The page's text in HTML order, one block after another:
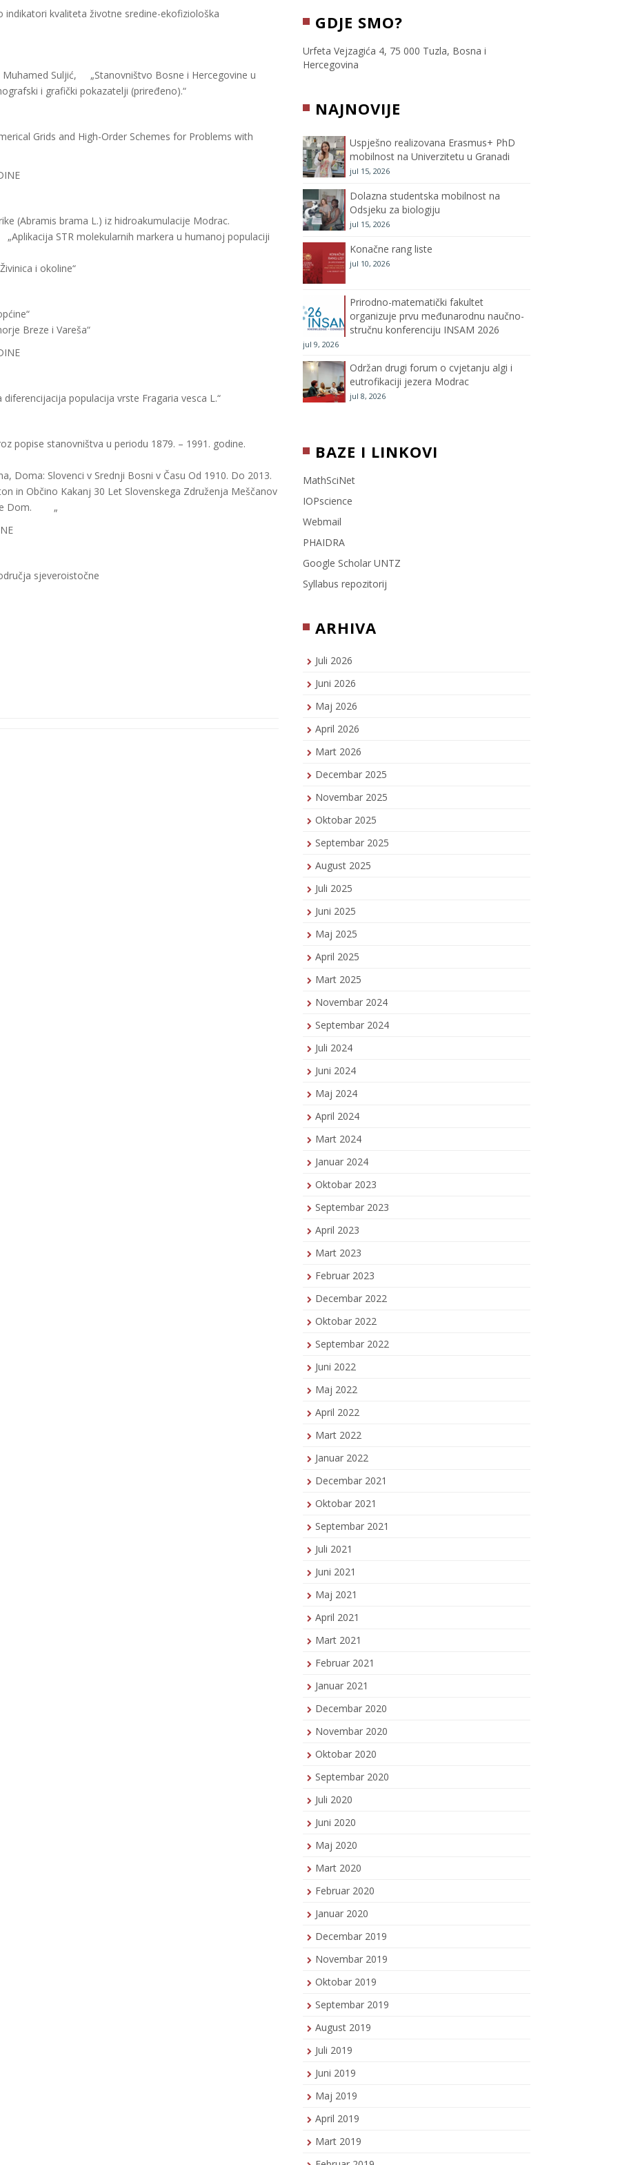
kvaliteta životne sredine-ekofiziološka
Muhamed Suljić, „Stanovništvo Bosne i Hercegovine u
i grafički pokazatelji (priređeno).“
Grids and High-Order Schemes for Problems with
(Abramis brama L.) iz hidroakumulacije Modrac.
STR molekularnih markera u humanoj populaciji
i okoline“
antropogeografija općine“
Breze i Vareša“
populacija vrste Fragaria vesca L.“
popise stanovništva u periodu 1879. – 1991. godine.
Doma: Slovenci v Srednji Bosni v Času Od 1910. Do 2013.
in Občino Kakanj 30 Let Slovenskega Združenja Meščanov
Je Dom. „
sjeveroistočne
c
e
o
o
k
i
t
e
t
a
m
T
C
h
e
l
GDJE SMO?
Urfeta Vejzagića 4, 75 000 Tuzla, Bosna i
Hercegovina
NAJNOVIJE
Uspješno realizovana Erasmus+ PhD
mobilnost na Univerzitetu u Granadi
jul 15, 2026
Dolazna studentska mobilnost na
Odsjeku za biologiju
jul 15, 2026
Konačne rang liste
jul 10, 2026
Prirodno-matematički fakultet
organizuje prvu međunarodnu naučno-
stručnu konferenciju INSAM 2026
jul 9, 2026
Održan drugi forum o cvjetanju algi i
eutrofikaciji jezera Modrac
jul 8, 2026
BAZE I LINKOVI
MathSciNet
IOPscience
Webmail
PHAIDRA
Google Scholar UNTZ
Syllabus repozitorij
ARHIVA
Juli 2026
Juni 2026
Maj 2026
April 2026
Mart 2026
Decembar 2025
Novembar 2025
Oktobar 2025
Septembar 2025
August 2025
Juli 2025
Juni 2025
Maj 2025
April 2025
Mart 2025
Novembar 2024
Septembar 2024
Juli 2024
Juni 2024
Maj 2024
April 2024
Mart 2024
Januar 2024
Oktobar 2023
Septembar 2023
April 2023
Mart 2023
Februar 2023
Decembar 2022
Oktobar 2022
Septembar 2022
Juni 2022
Maj 2022
April 2022
Mart 2022
Januar 2022
Decembar 2021
Oktobar 2021
Septembar 2021
Juli 2021
Juni 2021
Maj 2021
April 2021
Mart 2021
Februar 2021
Januar 2021
Decembar 2020
Novembar 2020
Oktobar 2020
Septembar 2020
Juli 2020
Juni 2020
Maj 2020
Mart 2020
Februar 2020
Januar 2020
Decembar 2019
Novembar 2019
Oktobar 2019
Septembar 2019
August 2019
Juli 2019
Juni 2019
Maj 2019
April 2019
Mart 2019